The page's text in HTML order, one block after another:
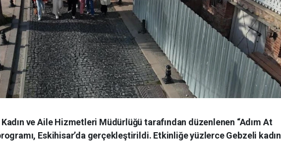
ve Aile Hizmetleri Müdürlüğü tarafından düzenlenen “Adım At
Eskihisar’da gerçekleştirildi. Etkinliğe yüzlerce Gebzeli kadın